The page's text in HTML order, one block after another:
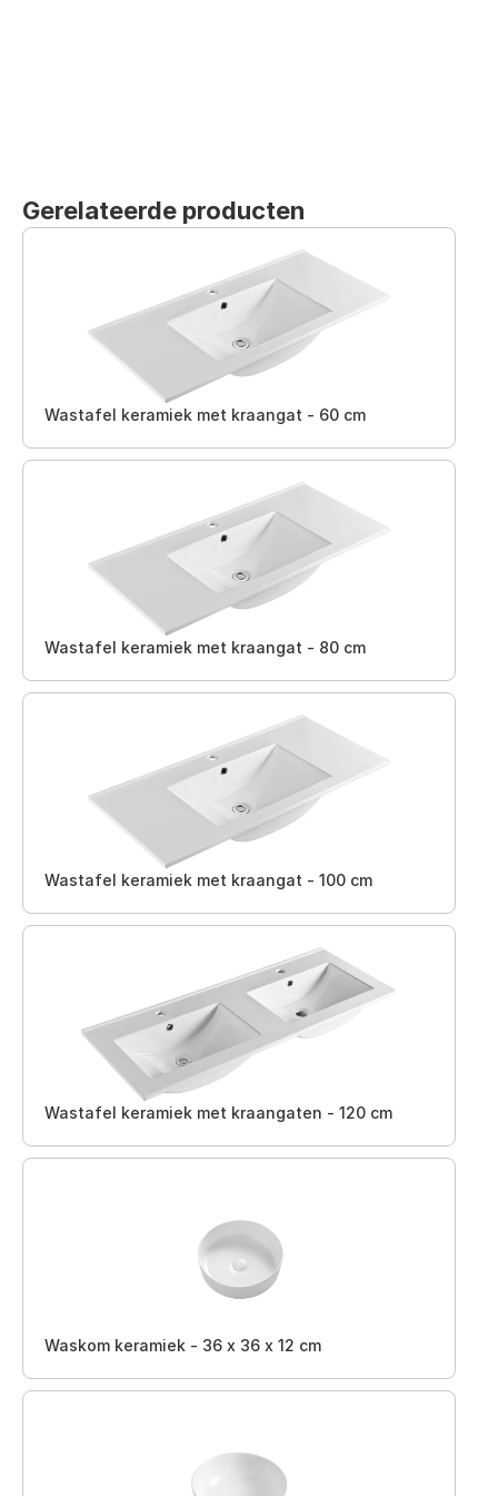
Gerelateerde producten
Wastafel keramiek met kraangat - 60 cm
Wastafel keramiek met kraangat - 80 cm
Wastafel keramiek met kraangat - 100 cm
Wastafel keramiek met kraangaten - 120 cm
Waskom keramiek - 36 x 36 x 12 cm